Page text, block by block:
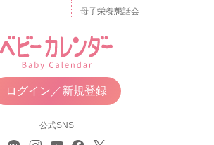
母子栄養懇話会
ログイン／新規登録
公式SNS